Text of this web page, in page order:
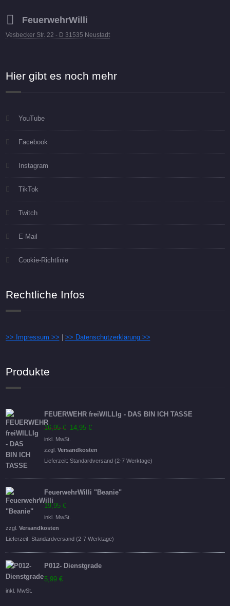
FeuerwehrWilli
Vesbecker Str. 22 - D 31535 Neustadt
Hier gibt es noch mehr
YouTube
Facebook
Instagram
TikTok
Twitch
E-Mail
Cookie-Richtlinie
Rechtliche Infos
>> Impressum >> >> Datenschutzerklärung >>
Produkte
FEUERWEHR freiWILLIg - DAS BIN ICH TASSE
16,95€ Ursprünglicher
Preis
war:
16,95 €
14,95 €
ist:
14,95 €.
inkl. MwSt.
zzgl. Versandkosten
Lieferzeit: Standardversand (2-7 Werktage)
FeuerwehrWilli "Beanie"
19,95 €
inkl. MwSt.
zzgl. Versandkosten
Lieferzeit: Standardversand (2-7 Werktage)
P012- Dienstgrade
5,99 €
inkl. MwSt.